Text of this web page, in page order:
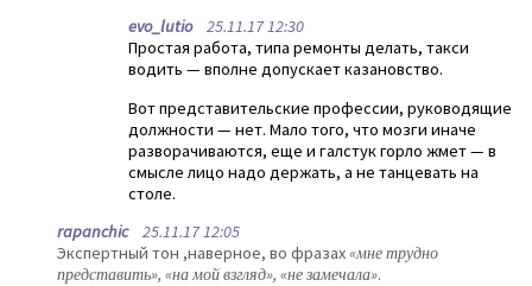
evo_lutio25.11.17 12:30
Простая работа, типа ремонты делать, такси
водить — вполне допускает казановство.
Вот представительские профессии, руководящие
должности — нет. Мало того, что мозги иначе
разворачиваются, еще и галстук горло жмет — в
смысле лицо надо держать, а не танцевать на
столе.
rapanchic25.11.17 12:05
Экспертный тон ,наверное, во фразах«мне трудно
представить», «на мой взгляд», «не замечала».